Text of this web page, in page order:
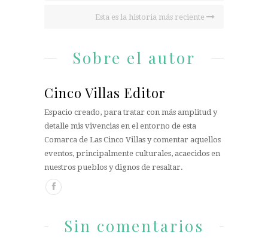
Esta es la historia más reciente
Sobre el autor
Cinco Villas Editor
Espacio creado, para tratar con más amplitud y
detalle mis vivencias en el entorno de esta
Comarca de Las Cinco Villas y comentar aquellos
eventos, principalmente culturales, acaecidos en
nuestros pueblos y dignos de resaltar.
Sin comentarios